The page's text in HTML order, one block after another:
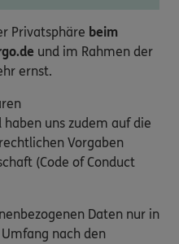
Privatsphäre beim
und im Rahmen der
ernst.
uns zudem auf die
Vorgaben
(Code of Conduct
Daten nur in
nach den